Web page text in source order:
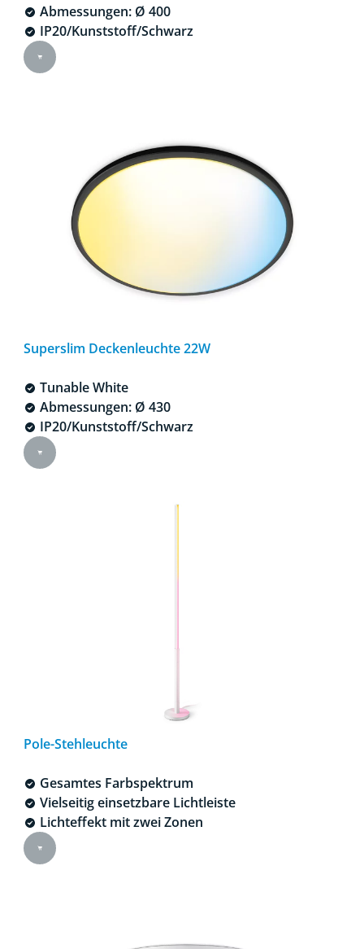
Abmessungen: Ø 400
IP20/Kunststoff/Schwarz
Superslim Deckenleuchte 22W
Tunable White
Abmessungen: Ø 430
IP20/Kunststoff/Schwarz
Pole-Stehleuchte
Gesamtes Farbspektrum
Vielseitig einsetzbare Lichtleiste
Lichteffekt mit zwei Zonen